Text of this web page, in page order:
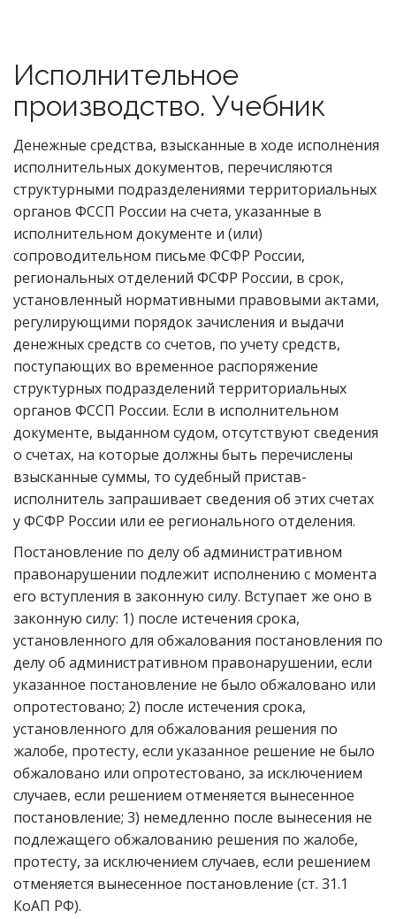
Исполнительное
производство. Учебник
Денежные средства, взысканные в ходе исполнения
исполнительных документов, перечисляются
структурными подразделениями территориальных
органов ФССП России на счета, указанные в
исполнительном документе и (или)
сопроводительном письме ФСФР России,
региональных отделений ФСФР России, в срок,
установленный нормативными правовыми актами,
регулирующими порядок зачисления и выдачи
денежных средств со счетов, по учету средств,
поступающих во временное распоряжение
структурных подразделений территориальных
органов ФССП России. Если в исполнительном
документе, выданном судом, отсутствуют сведения
о счетах, на которые должны быть перечислены
взысканные суммы, то судебный пристав-
исполнитель запрашивает сведения об этих счетах
у ФСФР России или ее регионального отделения.
Постановление по делу об административном
правонарушении подлежит исполнению с момента
его вступления в законную силу. Вступает же оно в
законную силу: 1) после истечения срока,
установленного для обжалования постановления по
делу об административном правонарушении, если
указанное постановление не было обжаловано или
опротестовано; 2) после истечения срока,
установленного для обжалования решения по
жалобе, протесту, если указанное решение не было
обжаловано или опротестовано, за исключением
случаев, если решением отменяется вынесенное
постановление; 3) немедленно после вынесения не
подлежащего обжалованию решения по жалобе,
протесту, за исключением случаев, если решением
отменяется вынесенное постановление (ст. 31.1
КоАП РФ).